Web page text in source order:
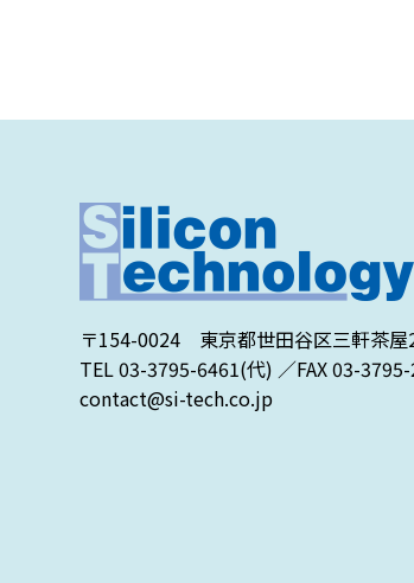
〒154-0024 東京都世田谷区三軒茶
TEL03-3795-6461(代) ／FAX 03-
contact@si-tech.co.jp